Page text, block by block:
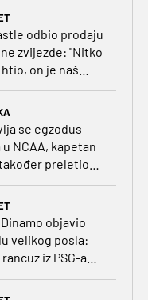
odbio prodaju
zvijezde: "Nitko
on je naš
se egzodus
u NCAA, kapetan
preletio
Dinamo objavio
velikog posla:
iz PSG-a